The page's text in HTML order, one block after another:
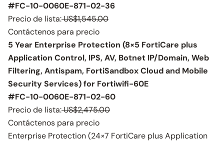
#FC-10-0060E-871-02-36
Precio de lista:US$1,545.00
Contáctenos para precio
5 Year Enterprise Protection (8×5 FortiCare plus
Application Control, IPS, AV, Botnet IP/Domain, Web
Filtering, Antispam, FortiSandbox Cloud and Mobile
Security Services) for Fortiwifi-60E
#FC-10-0060E-871-02-60
Precio de lista:US$2,475.00
Contáctenos para precio
Enterprise Protection (24×7 FortiCare plus Application